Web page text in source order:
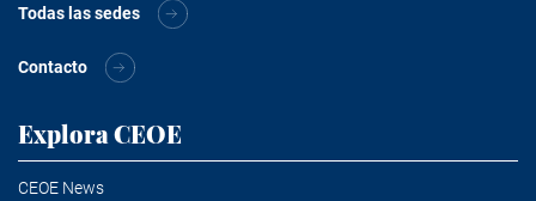
Todas las sedes
Contacto
Explora CEOE
CEOE News